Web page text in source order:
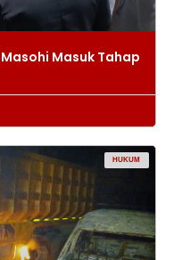
Masuk Tahap
HUKUM